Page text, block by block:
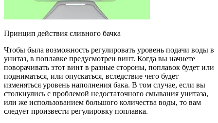
Принцип действия сливного бачка
Чтобы была возможность регулировать уровень подачи воды в
унитаз, в поплавке предусмотрен винт. Когда вы начнете
поворачивать этот винт в разные стороны, поплавок будет или
подниматься, или опускаться, вследствие чего будет
изменяться уровень наполнения бака. В том случае, если вы
столкнулись с проблемой недостаточного смывания унитаза,
или же использованием большого количества воды, то вам
следует произвести регулировку поплавка.